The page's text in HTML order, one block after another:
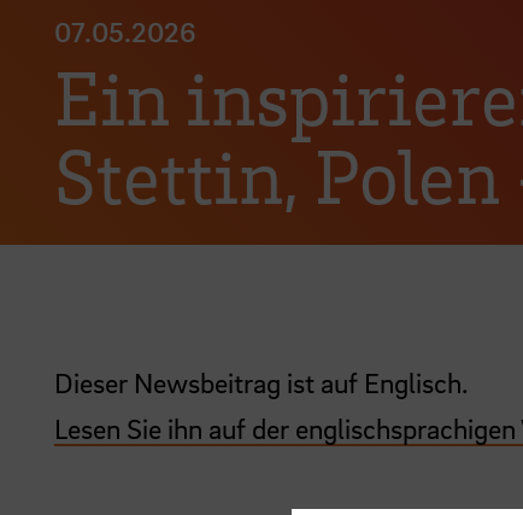
07.05.2026
Ein
Stettin,
Dieser Newsbeitrag ist auf Englisch.
Lesen Sie ihn auf der